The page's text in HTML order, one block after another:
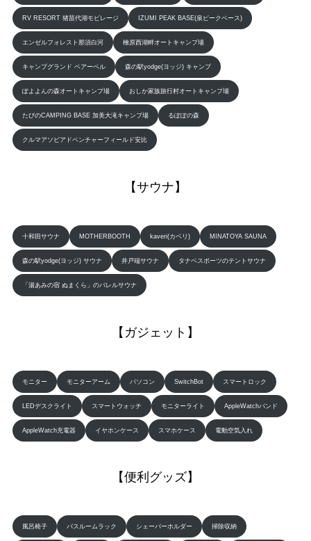
RV RESORT 猪苗代湖モビレージ IZUMI PEAK BASE(泉ピークベース)
エンゼルフォレスト那須白河 檜原西湖畔オートキャンプ場
キャンプグランド ベアーベル 森の駅yodge(ヨッジ) キャンプ
ぽよよんの森オートキャンプ場 おしか家族旅行村オートキャンプ場
たびのCAMPING BASE 加美大滝キャンプ場 るぽぽの森
クルマアソビアドベンチャーフィールド安比
【サウナ】
十和田サウナ MOTHERBOOTH kaveri(カベリ) MINATOYA SAUNA
森の駅yodge(ヨッジ) サウナ 井戸端サウナ タナベスポーツのテントサウナ
「湯あみの宿 ぬまくら」のバレルサウナ
【ガジェット】
モニター モニターアーム パソコン SwitchBot スマートロック
LEDデスクライト スマートウォッチ モニターライト AppleWatchバンド
AppleWatch充電器 イヤホンケース スマホケース 電動空気入れ
【便利グッズ】
風呂椅子 バスルームラック シェーバーホルダー 掃除収納